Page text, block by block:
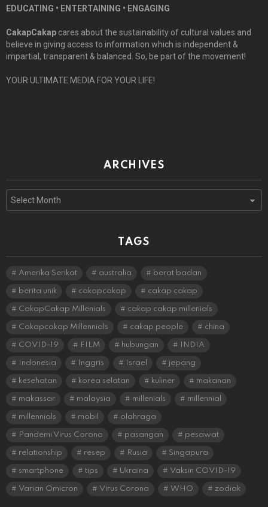
EDUCATING • ENTERTAINING • ENGAGING
CakapCakap cares about the sustainability of cultural values and
believe in giving access to information which is independent &
impartial, transparent & balanced. So, be part of the movement!
YOUR ULTIMATE MEDIA FOR YOUR LIFE!
ARCHIVES
TAGS
Amerika Serikat australia berat badan
berita unik cakapcakap cakap cakap
CakapCakap Millenials cakap cakap millenials
Cakapcakap Millennials cakap people china
COVID-19 FILM hubungan INDIA
Indonesia Inggris Israel jepang
kesehatan korea selatan kuliner makanan
makassar malaysia millenials millennial
millennials mobil olahraga
Pandemi Virus Corona pasangan pesawat
relationship resep Rusia Singapura
smartphone tips Ukraina Vaksin COVID-19
Varian Omicron Virus Corona WHO zodiak